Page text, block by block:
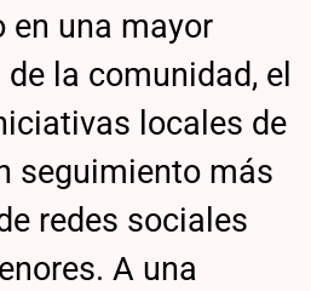
en una mayor
la comunidad, el
locales de
seguimiento más
redes sociales
A una